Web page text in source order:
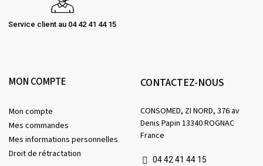
Service client au 04 42 41 44 15
MON COMPTE
Mon compte
Mes commandes
Mes informations personnelles
Droit de rétractation
CONTACTEZ-NOUS
CONSOMED, ZI NORD, 376 av
Denis Papin 13340 ROGNAC
France
04 42 41 44 15